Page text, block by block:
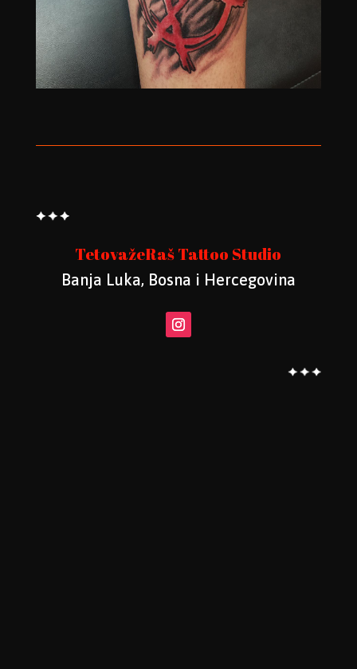
TetovažeRaš Tattoo Studio
Banja Luka, Bosna i Hercegovina